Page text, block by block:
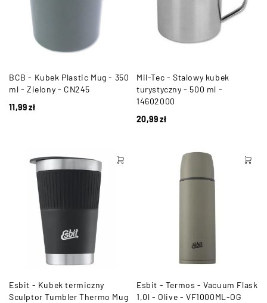
BCB - Kubek Plastic Mug - 350
ml - Zielony - CN245
11,99zł
Mil-Tec - Stalowy kubek
turystyczny - 500 ml -
14602000
20,99zł
Esbit - Kubek termiczny
Sculptor Tumbler Thermo Mug
Esbit - Termos - Vacuum Flask
1,0l - Olive - VF1000ML-OG